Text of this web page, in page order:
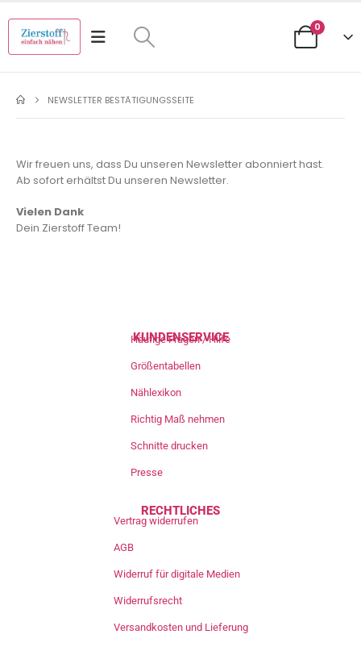
0
NEWSLETTER BESTÄTIGUNGSSEITE
Wir freuen uns, dass Du unseren Newsletter abonniert hast.
Ab sofort erhältst Du unseren Newsletter.
Vielen Dank
Dein Zierstoff Team!
KUNDENSERVICE
Häufige Fragen / Hilfe
Größentabellen
Nählexikon
Richtig Maß nehmen
Schnitte drucken
Presse
RECHTLICHES
Vertrag widerrufen
AGB
Widerruf für digitale Medien
Widerrufsrecht
Versandkosten und Lieferung